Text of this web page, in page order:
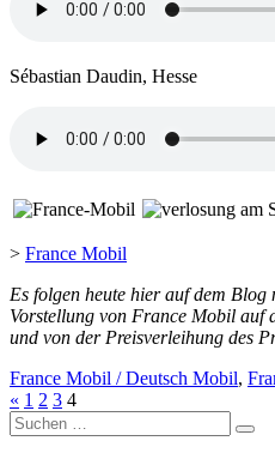
Sébastian Daudin, Hesse
> France Mobil
Es folgen heute hier auf dem
Vorstellung von France Mobil auf
und von der Preisverleihung des
France Mobil / Deutsch Mobil,
« 1 2 3 4
Suche
nach: